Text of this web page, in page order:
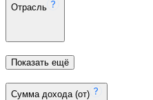
Отрасль
Показать ещё
Сумма дохода (от)